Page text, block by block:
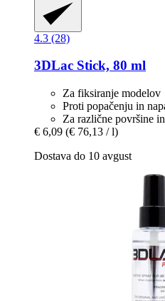
4.3 (28)
3DLac Stick, 80 ml
Za fiksiranje modelov
Proti popačenju in
Za različne površine
€ 6,09 (€ 76,13 / l)
Dostava do 10 avgust